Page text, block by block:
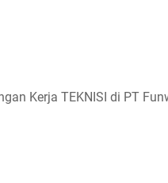
Kerja TEKNISI di PT